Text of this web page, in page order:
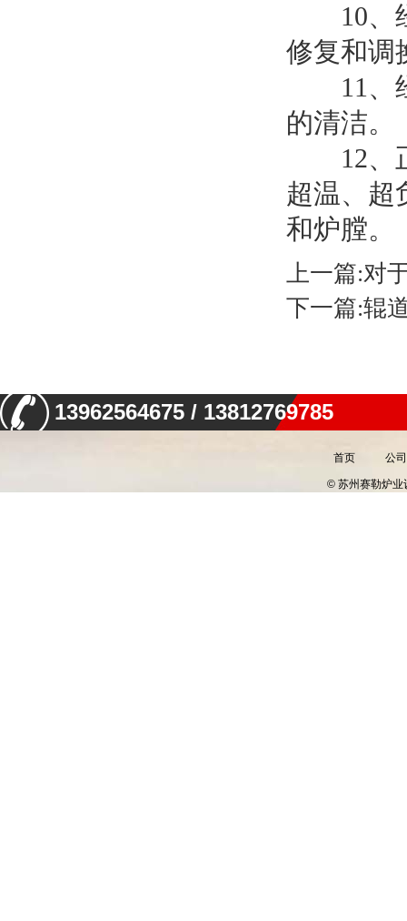
10、经
修复和调
11、经
的清洁。
12、正
超温、超
和炉膛。
上一篇:对
下一篇:辊
13962564675 / 13812769785
首页 公
© 苏州赛勒炉业